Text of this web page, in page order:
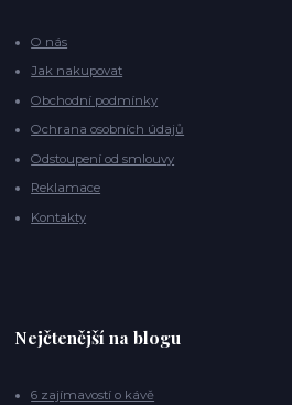
O nás
Jak nakupovat
Obchodní podmínky
Ochrana osobních údajů
Odstoupení od smlouvy
Reklamace
Kontakty
Nejčtenější na blogu
6 zajímavostí o kávě